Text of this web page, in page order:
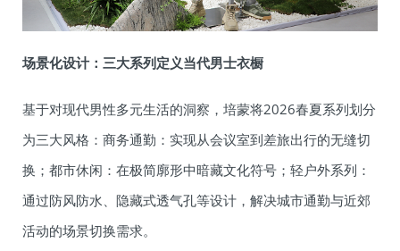
场景化设计：三大系列定义当代男士衣橱
基于对现代男性多元生活的洞察，培蒙将2026春夏系列划分
为三大风格：商务通勤：实现从会议室到差旅出行的无缝切
换；都市休闲：在极简廓形中暗藏文化符号；轻户外系列：
通过防风防水、隐藏式透气孔等设计，解决城市通勤与近郊
活动的场景切换需求。